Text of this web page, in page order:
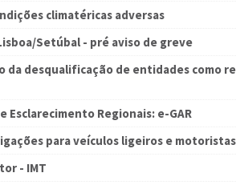
climatéricas adversas
Setúbal - pré aviso de greve
da desqualificação de entidades como
Esclarecimento Regionais: e-GAR
para veículos ligeiros e
- IMT